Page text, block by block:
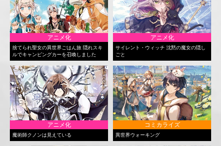
アニメ化
捨てられ聖女の異世界ごはん旅 隠れスキ
ルでキャンピングカーを召喚しました
アニメ化
サイレント・ウィッチ 沈黙の魔女の隠し
ごと
アニメ化
魔術師クノンは見えている
コミカライズ
異世界ウォーキング